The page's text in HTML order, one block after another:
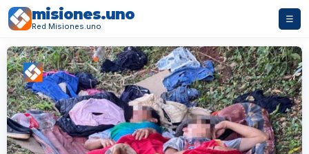
misiones.uno
Red Misiones.uno
☰